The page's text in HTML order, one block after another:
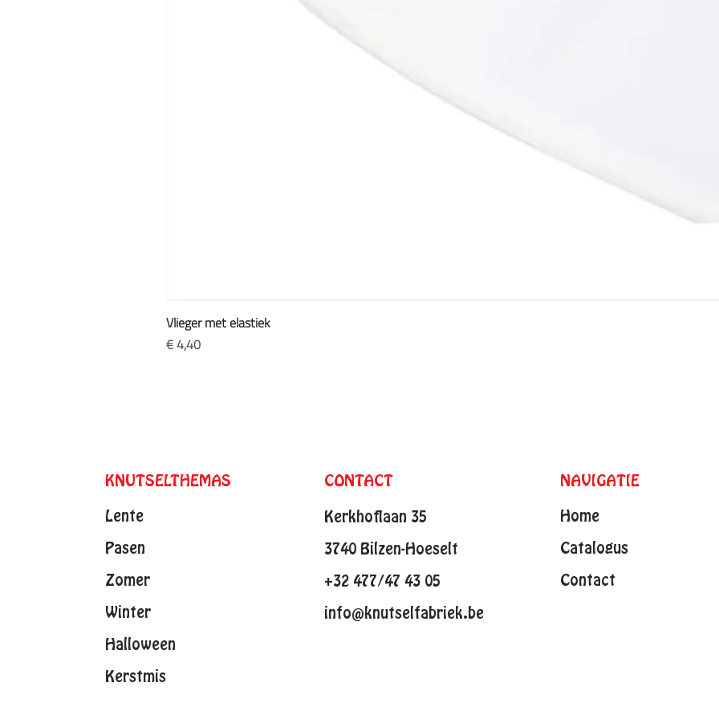
Vlieger met elastiek
Prijs
€ 4,40
KNUTSELTHEMAS
Lente
Pasen
Zomer
Winter
Halloween
Kerstmis
CONTACT
Kerkhoflaan 35
3740 Bilzen-Hoeselt
+32 477/47 43 05
info@knutselfabriek.be
NAVIGATIE
Home
Catalogus
Contact